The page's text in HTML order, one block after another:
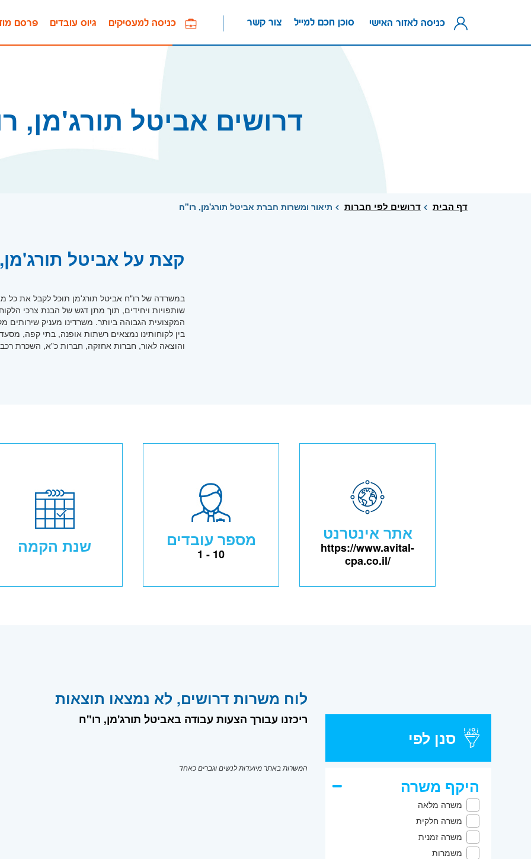
פרסם גיוס עובדים כניסה למעסיקים צור קשר סוכן חכם למייל כניסה לאזור האישי
דרושים אביטל תורג'מן,
דף הבית דרושים לפי חברות תיאור ומשרות חברת אביטל תורג'מן, רו"ח
קצת על אביטל
במשרדה של רו"ח אביטל תורג'מן תוכל לקבל את כל
שותפויות ויחידים, תוך מתן דגש של הבנת צרכי
המקצועית הגבוהה ביותר. משרדינו מעניק שירותים
בין לקוחותינו נמצאים רשתות אופנה, בתי קפה,
והוצאה לאור, חברות אחזקה, חברות כ"א, השכרת
אתר אינטרנט
https://www.avital-
cpa.co.il/
מספר עובדים
1 - 10 שנת הקמה
סנן לפי
היקף משרה
משרה מלאה
משרה חלקית
משרה זמנית
משמרות
לוח משרות דרושים, לא נמצאו תוצאות
ריכזנו עבורך הצעות עבודה באביטל תורג'מן, רו"ח
המשרות באתר מיועדות לנשים וגברים כאחד